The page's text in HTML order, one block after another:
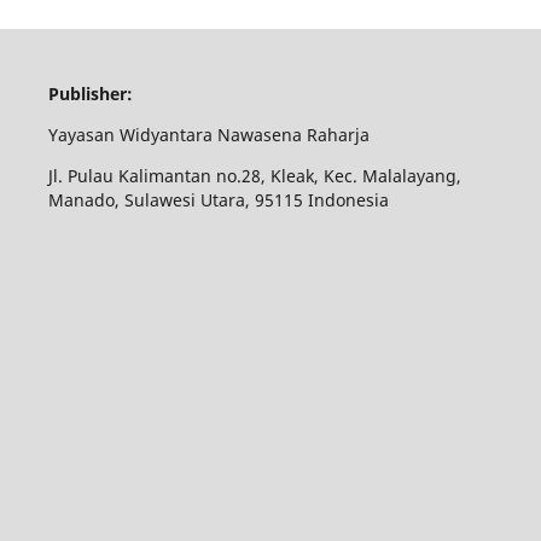
Publisher:
Yayasan Widyantara Nawasena Raharja
Jl. Pulau Kalimantan no.28, Kleak, Kec. Malalayang,
Manado, Sulawesi Utara, 95115 Indonesia